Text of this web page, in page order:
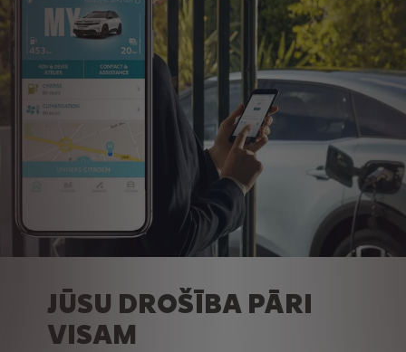
JŪSU DROŠĪBA PĀRI
VISAM